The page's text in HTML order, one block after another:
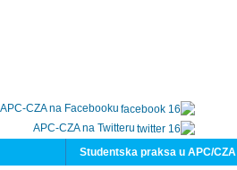
APC-CZA na Facebooku
APC-CZA na Twitteru
Studentska praksa u APC/CZA